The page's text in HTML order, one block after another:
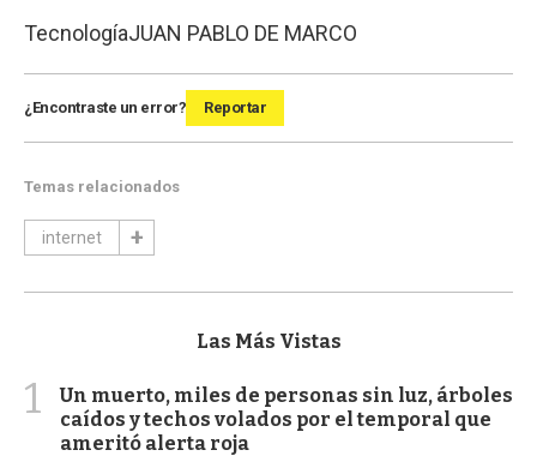
TecnologíaJUAN PABLO DE MARCO
¿Encontraste un error? Reportar
Temas relacionados
internet
Las Más Vistas
1
Un muerto, miles de personas sin luz, árboles
caídos y techos volados por el temporal que
ameritó alerta roja